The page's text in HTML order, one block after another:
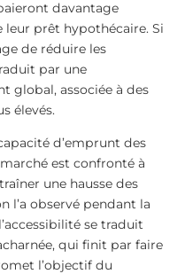
davantage
leur prêt hypothécaire. Si
de réduire les
par une
global, associée à des
élevés.
d’emprunt des
est confronté à
une hausse des
l’a observé pendant la
se traduit
qui finit par faire
l’objectif du